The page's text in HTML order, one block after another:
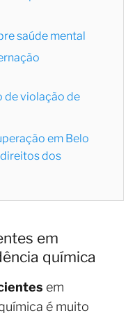
saúde mental
de violação de
em Belo
dos
em
química
em
é muito